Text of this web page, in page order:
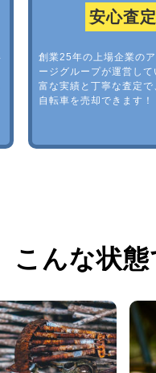
安心査定
創業25年の上場企業の
ージグループが運営して
富な実績と丁寧な査定で
自転車を売却できます！
こんな状